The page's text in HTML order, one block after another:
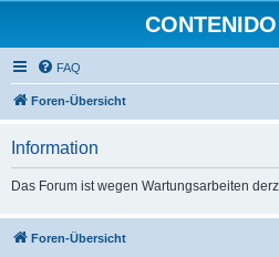
FAQ
Foren-Übersicht
Information
Das Forum ist wegen Wartungsarbeiten
Foren-Übersicht